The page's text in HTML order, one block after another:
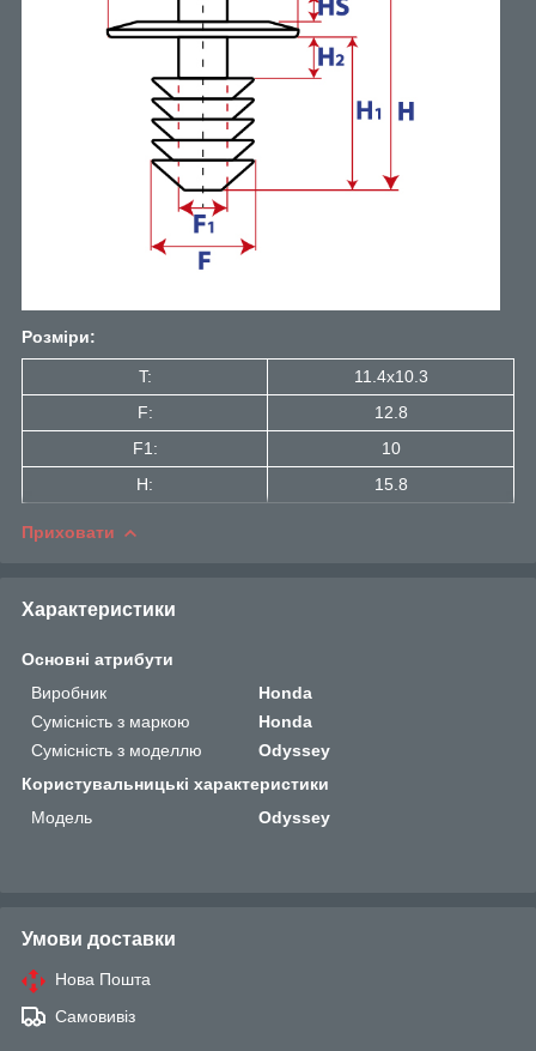
Розміри:
T:
11.4x10.3
F:
12.8
F1:
10
H:
15.8
Приховати
Характеристики
Основні атрибути
Виробник
Honda
Сумісність з маркою
Honda
Сумісність з моделлю
Odyssey
Користувальницькі характеристики
Мoдель
Odyssey
Умови доставки
Нова Пошта
Самовивіз